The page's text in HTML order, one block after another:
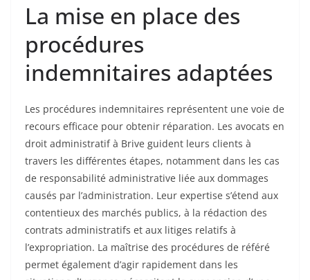
La mise en place des
procédures
indemnitaires adaptées
Les procédures indemnitaires représentent une voie de
recours efficace pour obtenir réparation. Les avocats en
droit administratif à Brive guident leurs clients à
travers les différentes étapes, notamment dans les cas
de responsabilité administrative liée aux dommages
causés par l’administration. Leur expertise s’étend aux
contentieux des marchés publics, à la rédaction des
contrats administratifs et aux litiges relatifs à
l’expropriation. La maîtrise des procédures de référé
permet également d’agir rapidement dans les